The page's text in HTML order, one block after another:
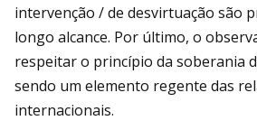
intervenção / de desvirtuação são
longo alcance. Por último, o
respeitar o princípio da soberania
sendo um elemento regente das
internacionais.